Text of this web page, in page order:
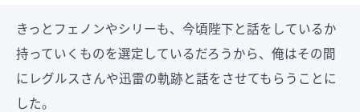
きっとフェノンやシリーも、今頃陛下と話をしているか
持っていくものを選定しているだろうから、俺はその間
にレグルスさんや迅雷の軌跡と話をさせてもらうことに
した。